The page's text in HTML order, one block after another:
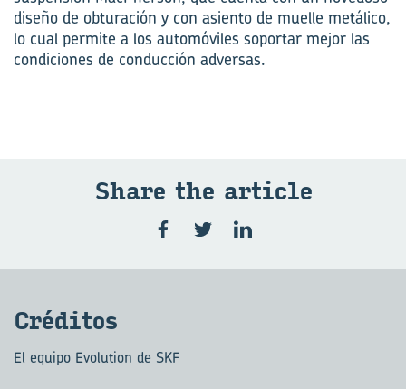
diseño de obturación y con asiento de muelle metálico,
lo cual permite a los automóviles soportar mejor las
condiciones de conducción adversas.
Share the ar­ti­cle
Cré­di­tos
El equipo Evolution de SKF